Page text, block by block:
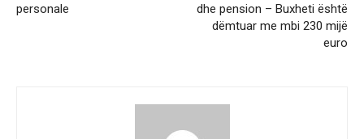
personale
dhe pension – Buxheti është
dëmtuar me mbi 230 mijë
euro